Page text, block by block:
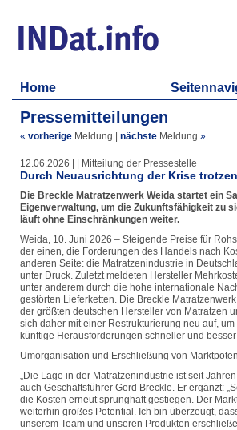
Home
Pressemitteilungen
« vorherige Meldung nächste Meldung »
12.06.2026 | | Mitteilung der Pressestelle
Durch Neuausrichtung der Krise trotzen
Die Breckle Matratzenwerk Weida startet ein
Eigenverwaltung, um die Zukunftsfähigkeit zu
läuft ohne Einschränkungen weiter.
Weida, 10. Juni 2026 – Steigende Preise für
der einen, die Forderungen des Handels nach
anderen Seite: die Matratzenindustrie in
unter Druck. Zuletzt meldeten Hersteller
unter anderem durch die hohe internationale
gestörten Lieferketten. Die Breckle
der größten deutschen Hersteller von Matratzen
sich daher mit einer Restrukturierung neu auf, um
künftige Herausforderungen schneller und
Umorganisation und Erschließung von
„Die Lage in der Matratzenindustrie ist seit
auch Geschäftsführer Gerd Breckle. Er ergänzt:
die Kosten erneut sprunghaft gestiegen. Der
weiterhin großes Potential. Ich bin überzeugt,
unserem Team und unseren Produkten